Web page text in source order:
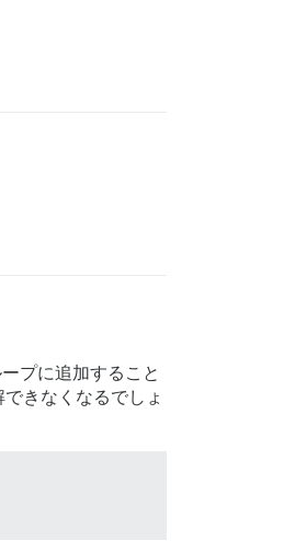
プに追加すること
きなくなるでしょ